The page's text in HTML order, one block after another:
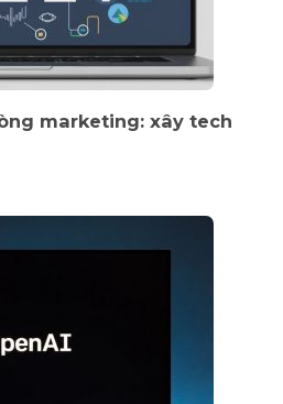
marketing: xây tech